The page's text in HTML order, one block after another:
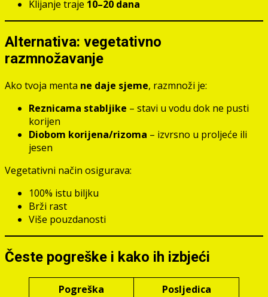
Klijanje traje 10–20 dana
Alternativa: vegetativno
razmnožavanje
Ako tvoja menta ne daje sjeme, razmnoži je:
Reznicama stabljike – stavi u vodu dok ne pusti
korijen
Diobom korijena/rizoma – izvrsno u proljeće ili
jesen
Vegetativni način osigurava:
100% istu biljku
Brži rast
Više pouzdanosti
Česte pogreške i kako ih izbjeći
Pogreška
Posljedica